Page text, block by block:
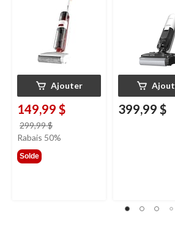
Ajouter
149,99 $
299,99 $
était
Rabais 50%
Solde
399,99 $